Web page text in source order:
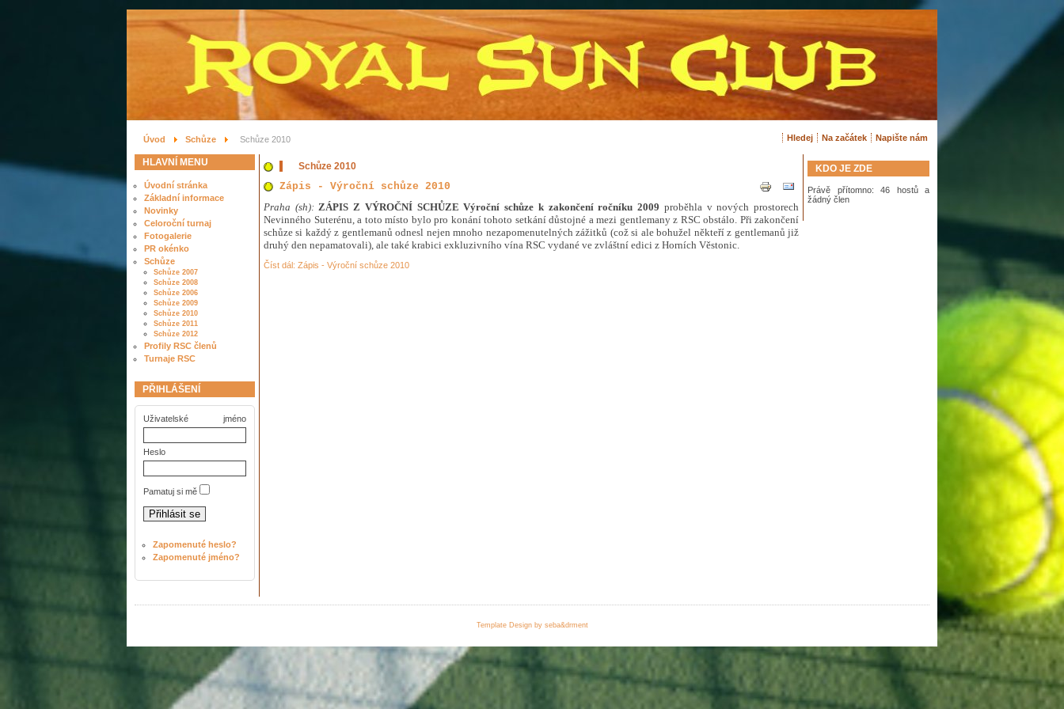
Úvod Schůze Schůze 2010 Hledej Na začátek Napište nám
HLAVNÍ MENU
Úvodní stránka
Základní informace
Novinky
Celoroční turnaj
Fotogalerie
PR okénko
Schůze
Schůze 2007
Schůze 2008
Schůze 2006
Schůze 2009
Schůze 2010
Schůze 2011
Schůze 2012
Profily RSC členů
Turnaje RSC
PŘIHLÁŠENÍ
Uživatelské jméno
Heslo
Pamatuj si mě
Zapomenuté heslo?
Zapomenuté jméno?
Schůze 2010
Zápis - Výroční schůze 2010
Praha (sh): ZÁPIS Z VÝROČNÍ SCHŮZE Výroční schůze k zakončení ročníku 2009 proběhla v nových prostorech
Nevinného Suterénu, a toto místo bylo pro konání tohoto setkání důstojné a mezi gentlemany z RSC obstálo. Při zakončení
schůze si každý z gentlemanů odnesl nejen mnoho nezapomenutelných zážitků (což si ale bohužel někteří z gentlemanů již
druhý den nepamatovali), ale také krabici exkluzivního vína RSC vydané ve zvláštní edici z Horních Věstonic.
Číst dál: Zápis - Výroční schůze 2010
KDO JE ZDE
Právě přítomno: 46 hostů a
žádný člen
Template Design by seba&drment